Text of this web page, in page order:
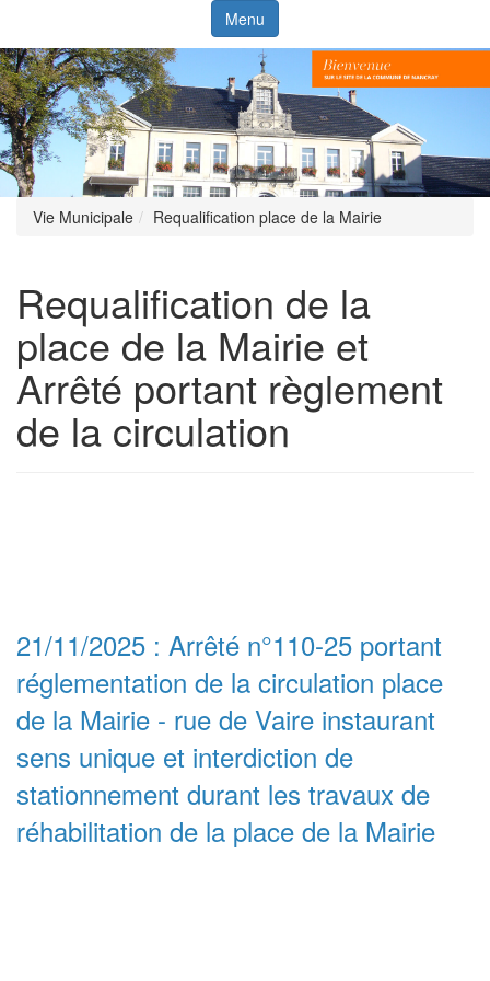
Menu
Vie Municipale Requalification place de la Mairie
Requalification de la
place de la Mairie et
Arrêté portant règlement
de la circulation
21/11/2025 : Arrêté n°110-25 portant
réglementation de la circulation place
de la Mairie - rue de Vaire instaurant
sens unique et interdiction de
stationnement durant les travaux de
réhabilitation de la place de la Mairie